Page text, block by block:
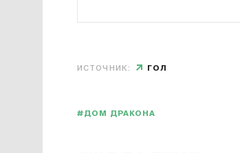
ИСТОЧНИК: ГОЛ
#ДОМ ДРАКОНА